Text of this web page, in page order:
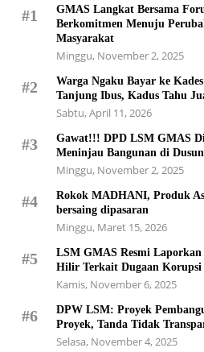
#1
GMAS Langkat Bersama
Berkomitmen Menuju
Masyarakat
Minggu, November 2, 2025
#2
Warga Ngaku Bayar ke
Tanjung Ibus, Kadus Tahu
Sabtu, April 11, 2026
#3
Gawat!!! DPD LSM GMAS
Meninjau Bangunan di
Minggu, November 2, 2025
#4
Rokok MADHANI, Produk
bersaing dipasaran
Minggu, Maret 15, 2026
#5
LSM GMAS Resmi Laporkan
Hilir Terkait Dugaan Korupsi
Kamis, November 6, 2025
#6
DPW LSM: Proyek
Proyek, Tanda Tidak
Selasa, November 4, 2025